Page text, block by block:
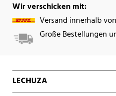
Wir verschicken mit:
Versand innerhalb
Große Bestellungen
LECHUZA